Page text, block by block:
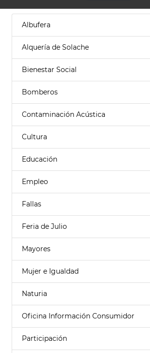
Albufera
Alquería de Solache
Bienestar Social
Bomberos
Contaminación Acústica
Cultura
Educación
Empleo
Fallas
Feria de Julio
Mayores
Mujer e Igualdad
Naturia
Oficina Información Consumidor
Participación